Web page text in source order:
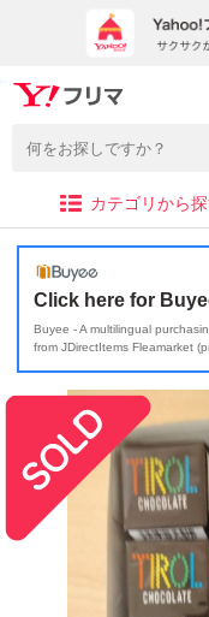
カテゴリから
Click here for
Buyee - A multilingual
from JDirectItems Fleamarket